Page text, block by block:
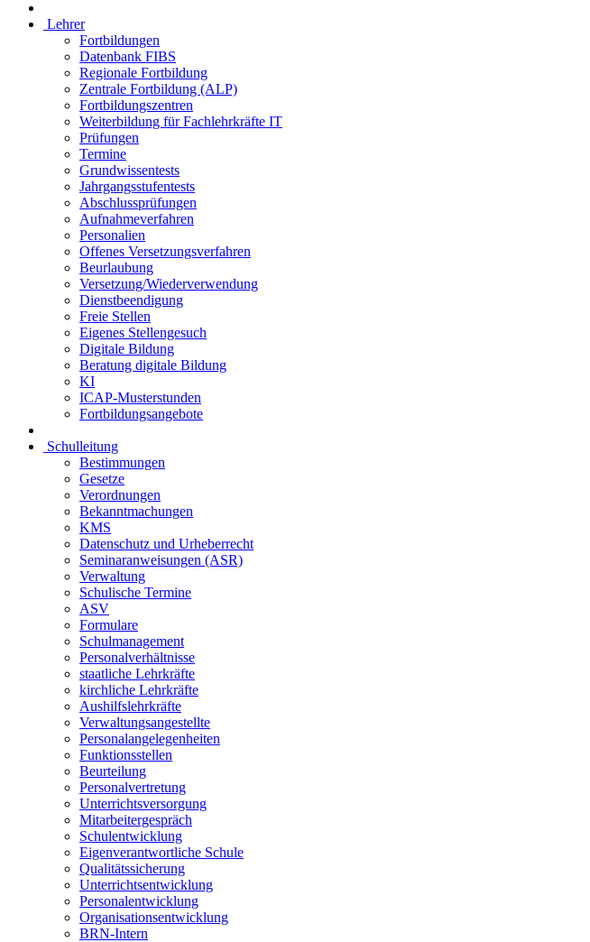
Lehrer
Fortbildungen
Datenbank FIBS
Regionale Fortbildung
Zentrale Fortbildung (ALP)
Fortbildungszentren
Weiterbildung für Fachlehrkräfte IT
Prüfungen
Termine
Grundwissentests
Jahrgangsstufentests
Abschlussprüfungen
Aufnahmeverfahren
Personalien
Offenes Versetzungsverfahren
Beurlaubung
Versetzung/Wiederverwendung
Dienstbeendigung
Freie Stellen
Eigenes Stellengesuch
Digitale Bildung
Beratung digitale Bildung
KI
ICAP-Musterstunden
Fortbildungsangebote
Schulleitung
Bestimmungen
Gesetze
Verordnungen
Bekanntmachungen
KMS
Datenschutz und Urheberrecht
Seminaranweisungen (ASR)
Verwaltung
Schulische Termine
ASV
Formulare
Schulmanagement
Personalverhältnisse
staatliche Lehrkräfte
kirchliche Lehrkräfte
Aushilfslehrkräfte
Verwaltungsangestellte
Personalangelegenheiten
Funktionsstellen
Beurteilung
Personalvertretung
Unterrichtsversorgung
Mitarbeitergespräch
Schulentwicklung
Eigenverantwortliche Schule
Qualitätssicherung
Unterrichtsentwicklung
Personalentwicklung
Organisationsentwicklung
BRN-Intern